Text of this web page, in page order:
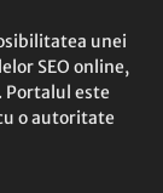
unei
SEO online,
Portalul este
o autoritate